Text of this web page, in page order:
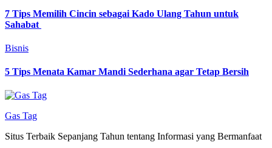
7 Tips Memilih Cincin sebagai Kado Ulang Tahun untuk
Sahabat
Bisnis
5 Tips Menata Kamar Mandi Sederhana agar Tetap Bersih
Gas Tag
Situs Terbaik Sepanjang Tahun tentang Informasi yang Bermanfaat